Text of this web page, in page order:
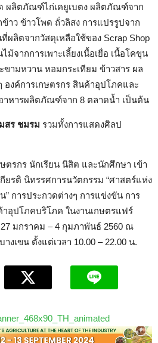
ผลิตภัณฑ์ไก่เคยูเบตง ผลิตภัณฑ์จาก
ว ข้าวโพด ถั่วลิสง การแปรรูปจาก
ผลิตจากวัสดุเหลือใช้ของ Scrap Shop
จากการเพาะเลี้ยงเนื้อเยื่อ เนื้อโคขุน
ามหวาน หอมกระเทียม ข้าวสาร ผล
องค์การเกษตรกร สินค้าอุปโภคและ
าหารผลิตภัณฑ์จาก 8 ตลาดน้ำ เป็นต้น
สร ชมรม รวมทั้งการแสดงศิลป
ตรกร นักเรียน นิสิต และนักศึกษา เข้า
ยรติ นิทรรศการนวัตกรรม “ศาสตร์แห่ง
การประกวดต่างๆ การแข่งขัน การ
อุปโภคบริโภค ในงานเกษตรแฟร์
มกราคม – 4 กุมภาพันธ์ 2560 ณ
งเขน ตั้งแต่เวลา 10.00 – 22.00 น.